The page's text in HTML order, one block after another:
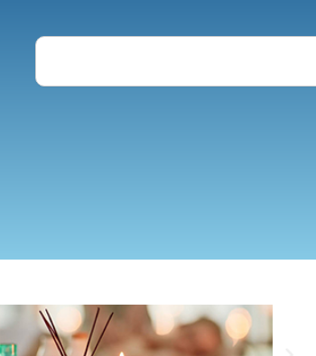
Search